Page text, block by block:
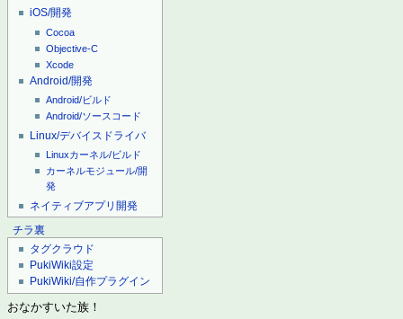
iOS/開発
Cocoa
Objective-C
Xcode
Android/開発
Android/ビルド
Android/ソースコード
Linux/デバイスドライバ
Linuxカーネル/ビルド
カーネルモジュール/開
発
ネイティブアプリ開発
チラ裏
タグクラウド
PukiWiki設定
PukiWiki/自作プラグイン
おなかすいた族！